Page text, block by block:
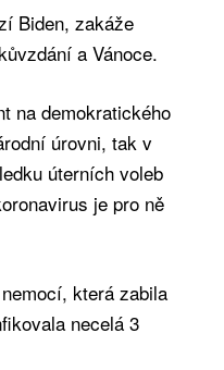
Biden, zakáže
a Vánoce.
na demokratického
úrovni, tak v
úterních voleb
je pro ně
která zabila
necelá 3